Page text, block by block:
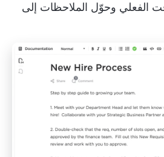
الفعلي وحوّل الملاحظات إلى